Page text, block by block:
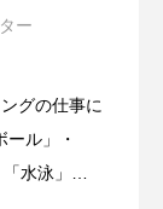
ー
グの仕事に
ル」・
水泳」・
必要な能